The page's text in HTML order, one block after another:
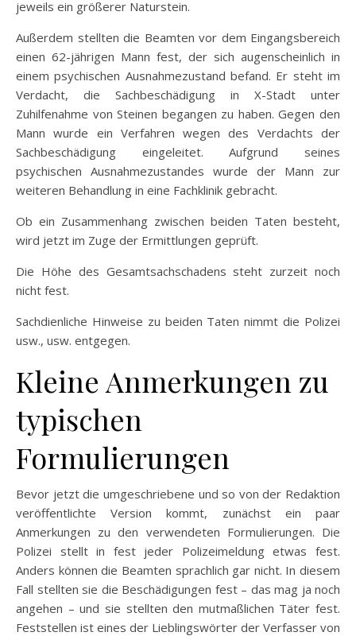
jeweils ein größerer Naturstein.
Außerdem stellten die Beamten vor dem Eingangsbereich
einen 62-jährigen Mann fest, der sich augenscheinlich in
einem psychischen Ausnahmezustand befand. Er steht im
Verdacht, die Sachbeschädigung in X-Stadt unter
Zuhilfenahme von Steinen begangen zu haben. Gegen den
Mann wurde ein Verfahren wegen des Verdachts der
Sachbeschädigung eingeleitet. Aufgrund seines
psychischen Ausnahmezustandes wurde der Mann zur
weiteren Behandlung in eine Fachklinik gebracht.
Ob ein Zusammenhang zwischen beiden Taten besteht,
wird jetzt im Zuge der Ermittlungen geprüft.
Die Höhe des Gesamtsachschadens steht zurzeit noch
nicht fest.
Sachdienliche Hinweise zu beiden Taten nimmt die Polizei
usw., usw. entgegen.
Kleine Anmerkungen zu
typischen
Formulierungen
Bevor jetzt die umgeschriebene und so von der Redaktion
veröffentlichte Version kommt, zunächst ein paar
Anmerkungen zu den verwendeten Formulierungen. Die
Polizei stellt in fest jeder Polizeimeldung etwas fest.
Anders können die Beamten sprachlich gar nicht. In diesem
Fall stellten sie die Beschädigungen fest – das mag ja noch
angehen – und sie stellten den mutmaßlichen Täter fest.
Feststellen ist eines der Lieblingswörter der Verfasser von